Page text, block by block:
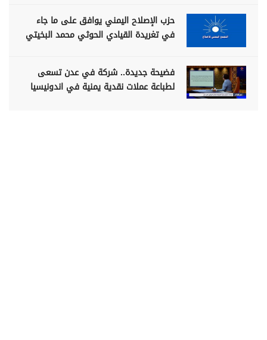
حزب الإصلاح اليمني يوافق على ما جاء
في تغريدة القيادي الحوثي محمد البخيتي
فضيحة جديدة.. شركة في عدن تسعى
لطباعة عملات نقدية يمنية في اندونيسيا